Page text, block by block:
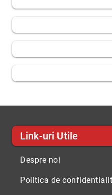
Link-uri Utile
Despre noi
Politica de